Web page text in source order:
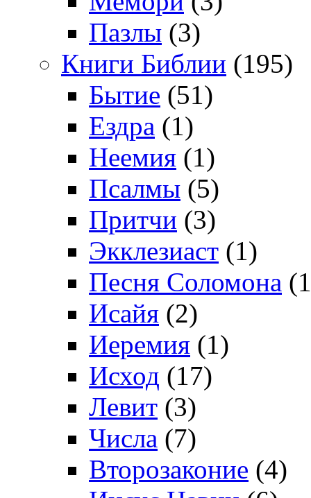
Пазлы (3)
Книги Библии (195)
Бытие (51)
Ездра (1)
Неемия (1)
Псалмы (5)
Притчи (3)
Экклезиаст (1)
Песня Соломона
Исайя (2)
Иеремия (1)
Исход (17)
Левит (3)
Числа (7)
Второзаконие (4)